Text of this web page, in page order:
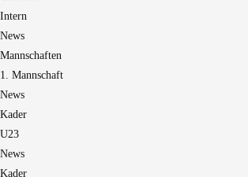
Intern
News
Mannschaften
1. Mannschaft
News
Kader
U23
News
Kader